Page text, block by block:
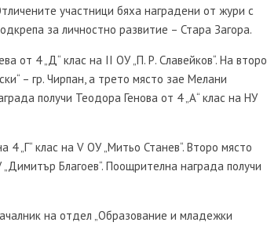
участници бяха наградени от жури с
за личностно развитие – Стара Загора.
от 4 „Д“ клас на II ОУ „П. Р. Славейков“. На второ
– гр. Чирпан, а трето място зае Мелани
получи Теодора Генова от 4 „А“ клас на НУ
„Г“ клас на V ОУ „Митьо Станев“. Второ място
„Димитър Благоев“. Поощрителна награда получи
на отдел „Образование и младежки